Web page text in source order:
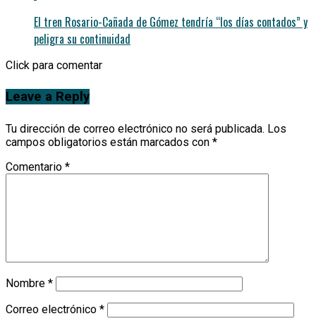
El tren Rosario-Cañada de Gómez tendría “los días contados” y
peligra su continuidad
Click para comentar
Leave a Reply
Tu dirección de correo electrónico no será publicada. Los
campos obligatorios están marcados con *
Comentario *
Nombre *
Correo electrónico *